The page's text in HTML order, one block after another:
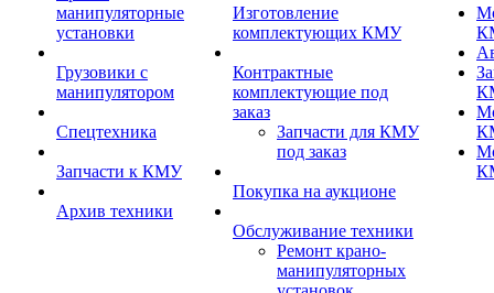
манипуляторные
установки
Грузовики с
манипулятором
Спецтехника
Запчасти к КМУ
Архив техники
Изготовление
комплектующих КМУ
Контрактные
комплектующие под
заказ
Запчасти для КМУ
под заказ
Покупка на аукционе
Обслуживание техники
Ремонт крано-
манипуляторных